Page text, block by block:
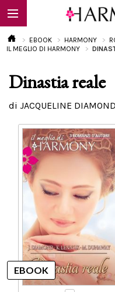
EBOOK
Calendario
EBOOK HARMONY
IL MEGLIO DI HARMONY
Dinastia reale
di JACQUELINE DIAMOND